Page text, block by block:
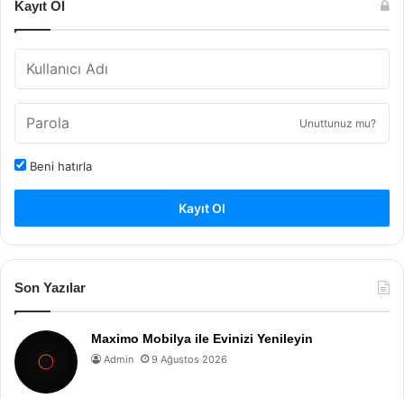
Kayıt Ol
Unuttunuz mu?
Beni hatırla
Kayıt Ol
Son Yazılar
Maximo Mobilya ile Evinizi Yenileyin
Admin 9 Ağustos 2026